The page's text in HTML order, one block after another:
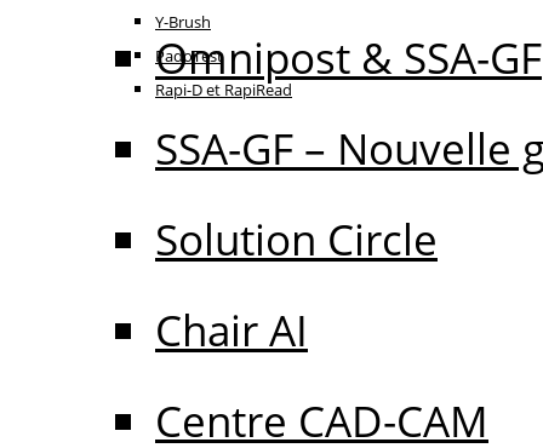
Y-Brush
PadoTest
Rapi-D et RapiRead
Omnipost & SSA-GF
SSA-GF – Nouvelle
Solution Circle
Chair AI
Centre CAD-CAM